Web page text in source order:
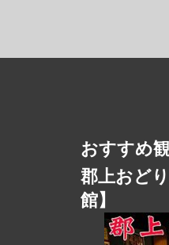
ン
おすすめ
郡上おど
館】